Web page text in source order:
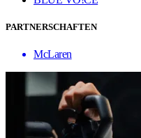
PARTNERSCHAFTEN
McLaren